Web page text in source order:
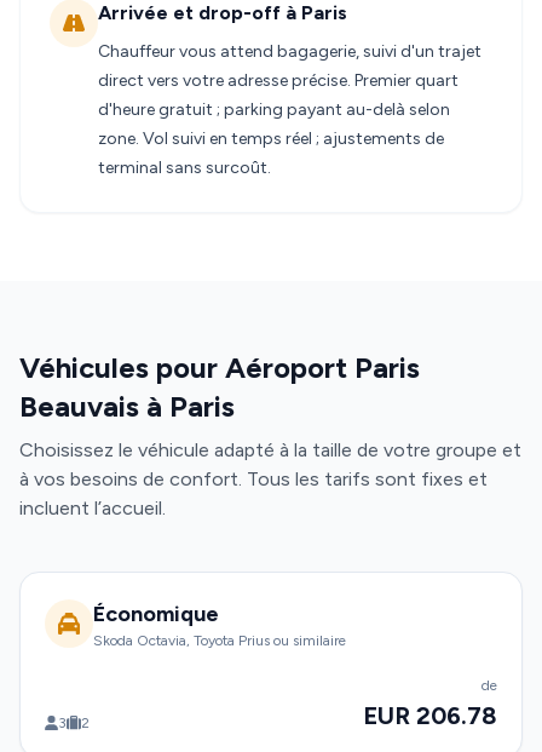
Arrivée et drop-off à Paris
Chauffeur vous attend bagagerie, suivi d'un trajet
direct vers votre adresse précise. Premier quart
d'heure gratuit ; parking payant au-delà selon
zone. Vol suivi en temps réel ; ajustements de
terminal sans surcoût.
Véhicules pour Aéroport Paris
Beauvais à Paris
Choisissez le véhicule adapté à la taille de votre groupe et
à vos besoins de confort. Tous les tarifs sont fixes et
incluent l’accueil.
Économique
Skoda Octavia, Toyota Prius ou similaire
3 2
de
EUR 206.78